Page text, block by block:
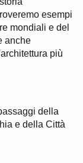
esempi
mondiali e del
anche
più
della
e della Città